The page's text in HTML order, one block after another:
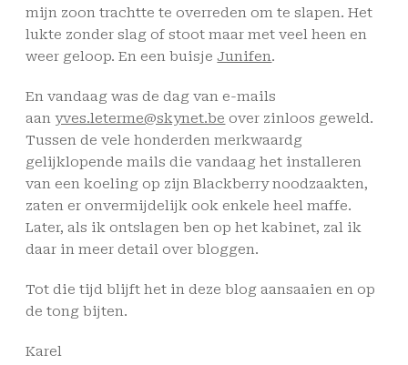
mijn zoon trachtte te overreden om te slapen. Het
lukte zonder slag of stoot maar met veel heen en
weer geloop. En een buisjeJunifen.
En vandaag was de dag van e-mails
aanyves.leterme@skynet.be over zinloos geweld.
Tussen de vele honderden merkwaardg
gelijklopende mails die vandaag het installeren
van een koeling op zijn Blackberry noodzaakten,
zaten er onvermijdelijk ook enkele heel maffe.
Later, als ik ontslagen ben op het kabinet, zal ik
daar in meer detail over bloggen.
Tot die tijd blijft het in deze blog aansaaien en op
de tong bijten.
Karel